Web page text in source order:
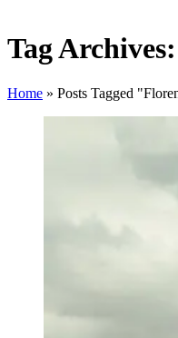
Tag
Home » Posts Tagged